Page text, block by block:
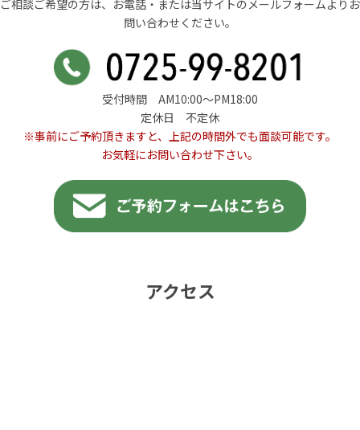
ご相談ご希望の方は、お電話・または当サイトのメールフォームよりお
問い合わせください。
受付時間 AM10:00〜PM18:00
定休日 不定休
※事前にご予約頂きますと、上記の時間外でも面談可能です。
お気軽にお問い合わせ下さい。
アクセス